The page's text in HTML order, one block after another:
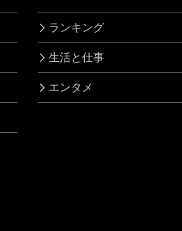
ランキング
生活と仕事
エンタメ